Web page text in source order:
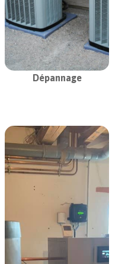
Dépannage